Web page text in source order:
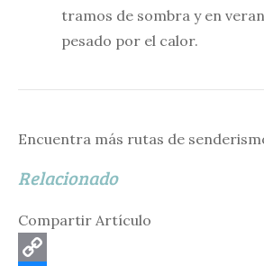
tramos de sombra y en
pesado por el calor.
Encuentra más rutas de
Relacionado
Compartir Artículo